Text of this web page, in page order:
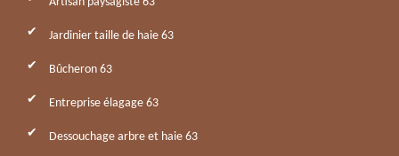
Jardinier taille de haie 63
Bûcheron 63
Entreprise élagage 63
Dessouchage arbre et haie 63